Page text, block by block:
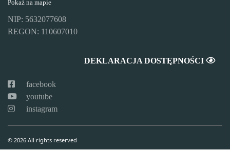
Pokaż na mapie
NIP: 5632077608
REGON: 110607010
DEKLARACJA DOSTĘPNOŚCI
facebook
youtube
instagram
© 2026 All rights reserved